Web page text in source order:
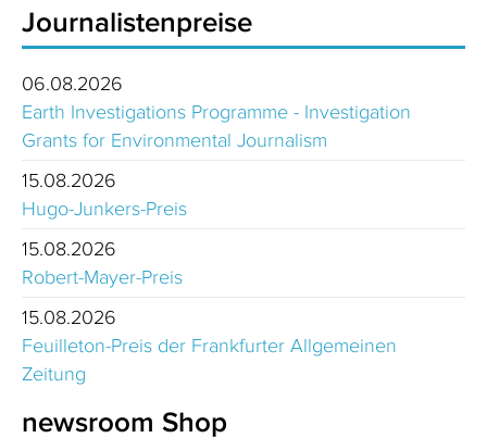
Journalistenpreise
06.08.2026
Earth Investigations Programme - Investigation
Grants for Environmental Journalism
15.08.2026
Hugo-Junkers-Preis
15.08.2026
Robert-Mayer-Preis
15.08.2026
Feuilleton-Preis der Frankfurter Allgemeinen
Zeitung
newsroom Shop